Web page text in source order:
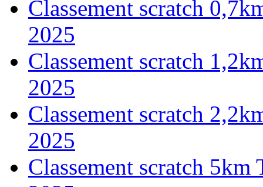
Classement scratch
2025
Classement scratch
2025
Classement scratch
2025
Classement scratch